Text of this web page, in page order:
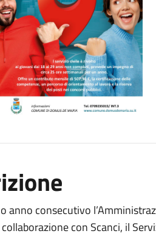
anno consecutivo
con Scanci, il